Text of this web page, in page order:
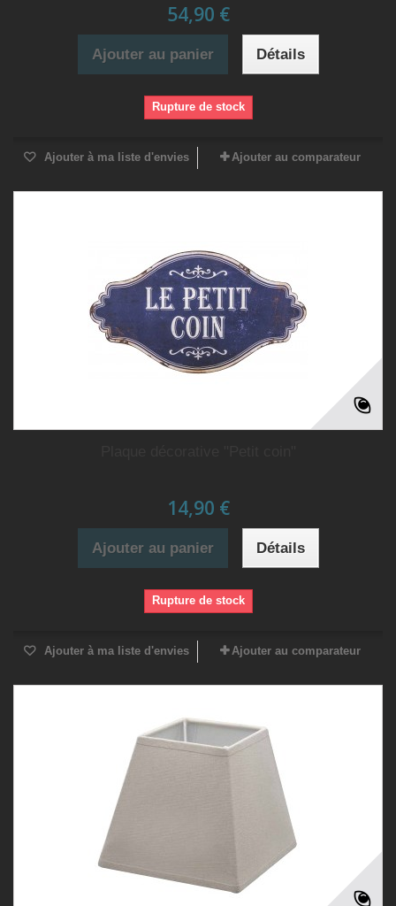
54,90 €
Ajouter au panier Détails
Rupture de stock
Ajouter à ma liste d'envies Ajouter au comparateur
14,90 €
Ajouter au panier Détails
Rupture de stock
Ajouter à ma liste d'envies Ajouter au comparateur